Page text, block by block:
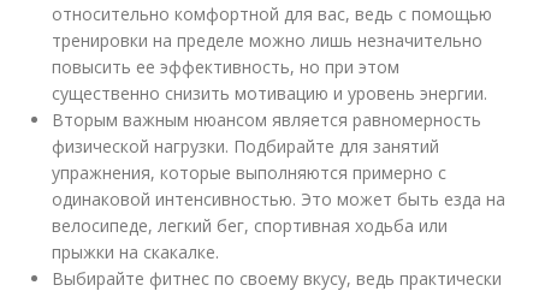
относительно комфортной для вас, ведь с помощью
тренировки на пределе можно лишь незначительно
повысить ее эффективность, но при этом
существенно снизить мотивацию и уровень энергии.
Вторым важным нюансом является равномерность
физической нагрузки. Подбирайте для занятий
упражнения, которые выполняются примерно с
одинаковой интенсивностью. Это может быть езда на
велосипеде, легкий бег, спортивная ходьба или
прыжки на скакалке.
Выбирайте фитнес по своему вкусу, ведь практически